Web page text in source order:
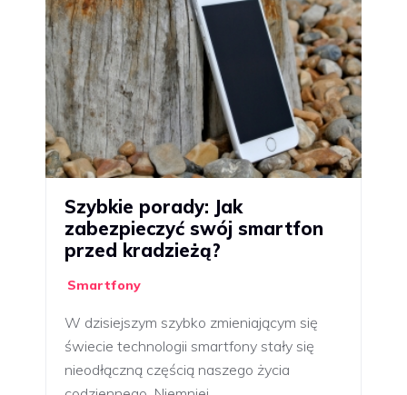
Szybkie porady: Jak
zabezpieczyć swój smartfon
przed kradzieżą?
Smartfony
W dzisiejszym szybko zmieniającym się
świecie technologii smartfony stały się
nieodłączną częścią naszego życia